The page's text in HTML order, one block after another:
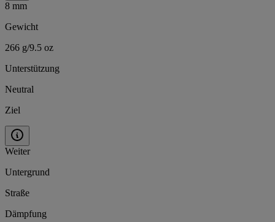
8 mm
Gewicht
266 g/9.5 oz
Unterstützung
Neutral
Ziel
Weiter
Untergrund
Straße
Dämpfung